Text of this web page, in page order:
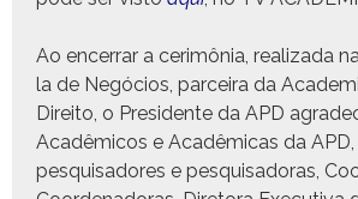
Ao encer­rar a cer­imô­nia, real­iza­da
la de Negó­cios, par­ceira da
Dire­ito, o Pres­i­dente da APD
Acadêmi­cos e Acadêmi­cas da APD,
pesquisadores e pesquisado­ras,